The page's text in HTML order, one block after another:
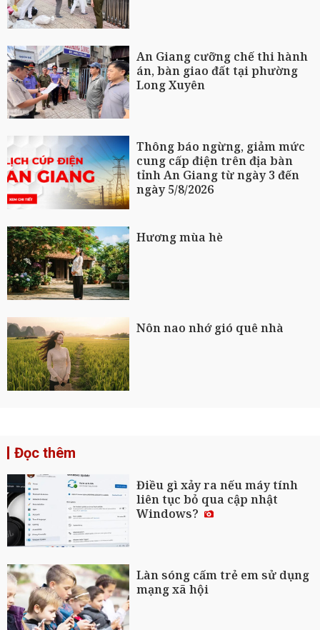
An Giang cưỡng chế thi hành
án, bàn giao đất tại phường
Long Xuyên
Thông báo ngừng, giảm mức
cung cấp điện trên địa bàn
tỉnh An Giang từ ngày 3 đến
ngày 5/8/2026
Hương mùa hè
Nôn nao nhớ gió quê nhà
Đọc thêm
Điều gì xảy ra nếu máy tính
liên tục bỏ qua cập nhật
Windows?
Làn sóng cấm trẻ em sử dụng
mạng xã hội